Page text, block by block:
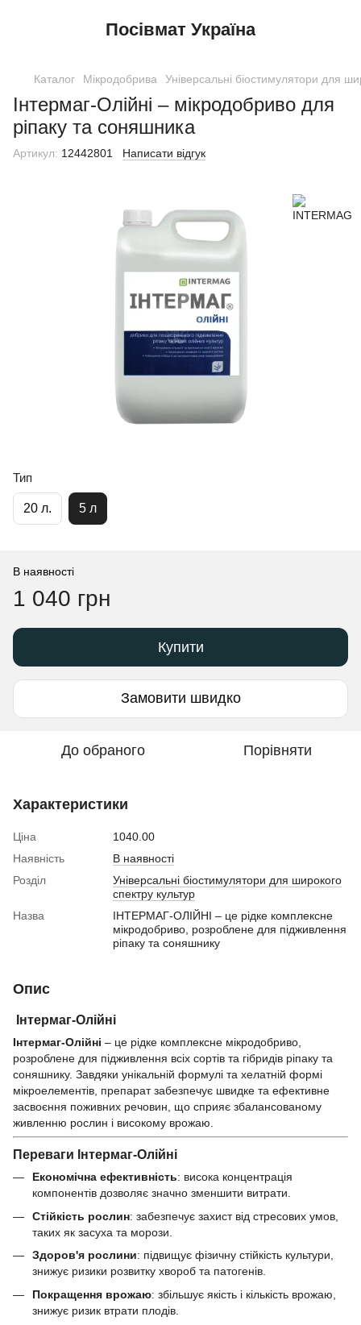
Посівмат Україна
Каталог Мікродобрива Універсальні біостимулятори для
Інтермаг-Олійні – мікродобриво для
ріпаку та соняшника
Артикул: 12442801 Написати відгук
Тип
20 л. 5 л
В наявності
1 040 грн
Купити
Замовити швидко
До обраного Порівняти
Характеристики
Ціна
1040.00
Наявність
В наявності
Розділ
Універсальні біостимулятори для широкого
спектру культур
Назва
ІНТЕРМАГ-ОЛІЙНІ – це рідке комплексне
мікродобриво, розроблене для підживлення
ріпаку та соняшнику
Опис
Інтермаг-Олійні
Інтермаг-Олійні – це рідке комплексне мікродобриво,
розроблене для підживлення всіх сортів та гібридів ріпаку та
соняшнику. Завдяки унікальній формулі та хелатній формі
мікроелементів, препарат забезпечує швидке та ефективне
засвоєння поживних речовин, що сприяє збалансованому
живленню рослин і високому врожаю.
Переваги Інтермаг-Олійні
Економічна ефективність: висока концентрація
компонентів дозволяє значно зменшити витрати.
Стійкість рослин: забезпечує захист від стресових умов,
таких як засуха та морози.
Здоров'я рослини: підвищує фізичну стійкість культури,
знижує ризики розвитку хвороб та патогенів.
Покращення врожаю: збільшує якість і кількість врожаю,
знижує ризик втрати плодів.